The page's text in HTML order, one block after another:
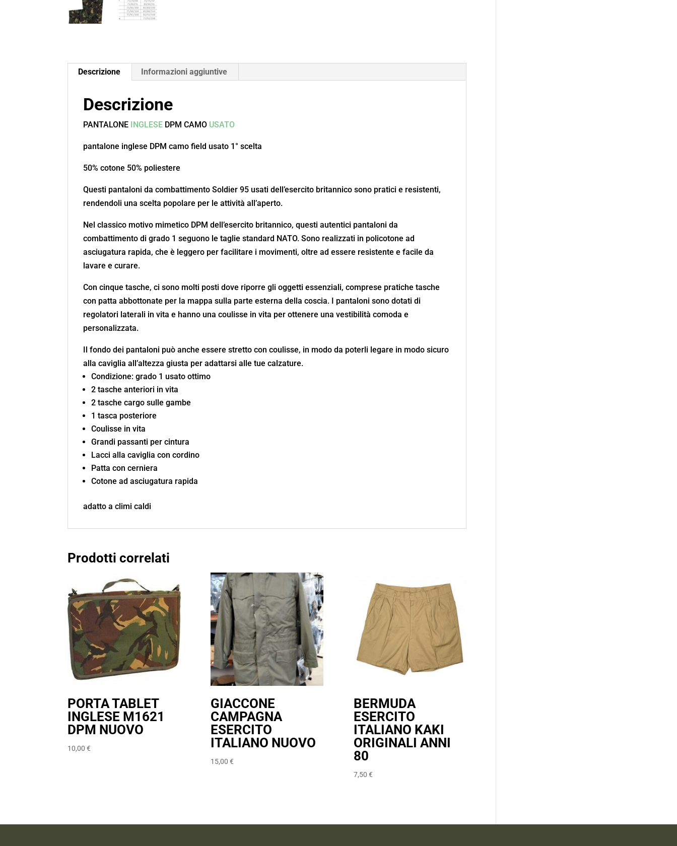
Descrizione Informazioni aggiuntive
Descrizione
PANTALONE INGLESE DPM CAMO USATO
pantalone inglese DPM camo field usato 1° scelta
50% cotone 50% poliestere
Questi pantaloni da combattimento Soldier 95 usati dell’esercito britannico sono pratici e resistenti,
rendendoli una scelta popolare per le attività all’aperto.
Nel classico motivo mimetico DPM dell’esercito britannico, questi autentici pantaloni da
combattimento di grado 1 seguono le taglie standard NATO. Sono realizzati in policotone ad
asciugatura rapida, che è leggero per facilitare i movimenti, oltre ad essere resistente e facile da
lavare e curare.
Con cinque tasche, ci sono molti posti dove riporre gli oggetti essenziali, comprese pratiche tasche
con patta abbottonate per la mappa sulla parte esterna della coscia. I pantaloni sono dotati di
regolatori laterali in vita e hanno una coulisse in vita per ottenere una vestibilità comoda e
personalizzata.
Il fondo dei pantaloni può anche essere stretto con coulisse, in modo da poterli legare in modo sicuro
alla caviglia all’altezza giusta per adattarsi alle tue calzature.
Condizione: grado 1 usato ottimo
2 tasche anteriori in vita
2 tasche cargo sulle gambe
1 tasca posteriore
Coulisse in vita
Grandi passanti per cintura
Lacci alla caviglia con cordino
Patta con cerniera
Cotone ad asciugatura rapida
adatto a climi caldi
Prodotti correlati
PORTA TABLET
INGLESE M1621
DPM NUOVO
10,00€
GIACCONE
CAMPAGNA
ESERCITO
ITALIANO NUOVO
15,00 €
BERMUDA
ESERCITO
ITALIANO KAKI
ORIGINALI ANNI
80
7,50 €